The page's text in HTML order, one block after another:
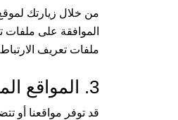
من خلال زيارتك
الموافقة على
ملفات تعريف
3. المواقع المرتبطة
قد توفر مواقعنا أو